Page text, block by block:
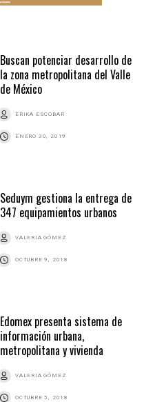
Buscan potenciar desarrollo de
la zona metropolitana del Valle
de México
ERIKA ESCOBAR
ENERO 30, 2019
Seduym gestiona la entrega de
347 equipamientos urbanos
VALERIA GÓMEZ
OCTUBRE 9, 2018
Edomex presenta sistema de
información urbana,
metropolitana y vivienda
VALERIA GÓMEZ
OCTUBRE 5, 2018